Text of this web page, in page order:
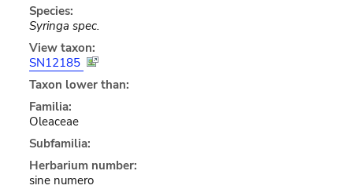
Species:
Syringa spec.
View taxon:
SN12185
Taxon lower than:
Familia:
Oleaceae
Subfamilia:
Herbarium number:
sine numero